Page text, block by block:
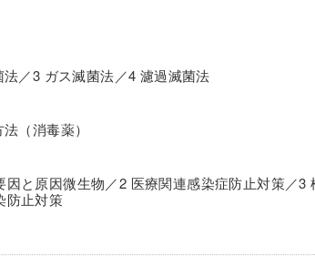
／3 ガス滅菌法／4 濾過滅菌法
（消毒薬）
因と原因微生物／2 医療関連感染症防止対策／
防止対策